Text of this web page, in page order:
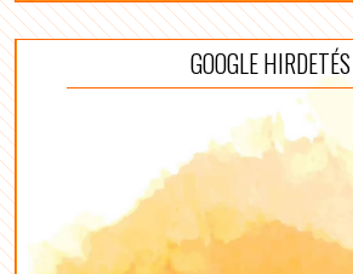
GOOGLE HIRDETÉS